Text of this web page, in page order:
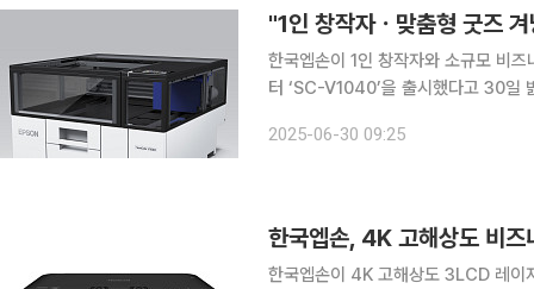
한국엡손이 1인 창작자와 소규모 비즈니스 및 맞춤형 굿즈 시장을 겨냥한 데스크탑형 평판 UV 프린
터 ‘SC-V1040’을 출시했다고 30일 밝혔다. V1040은 좁은 데스크탑 위에도 쉽
있는 굿즈 산업에 새롭게 진출하려는
2025-06-30 09:25
한국엡손, 4K 고해상도 비
한국엡손이 4K 고해상도 3LCD 레이